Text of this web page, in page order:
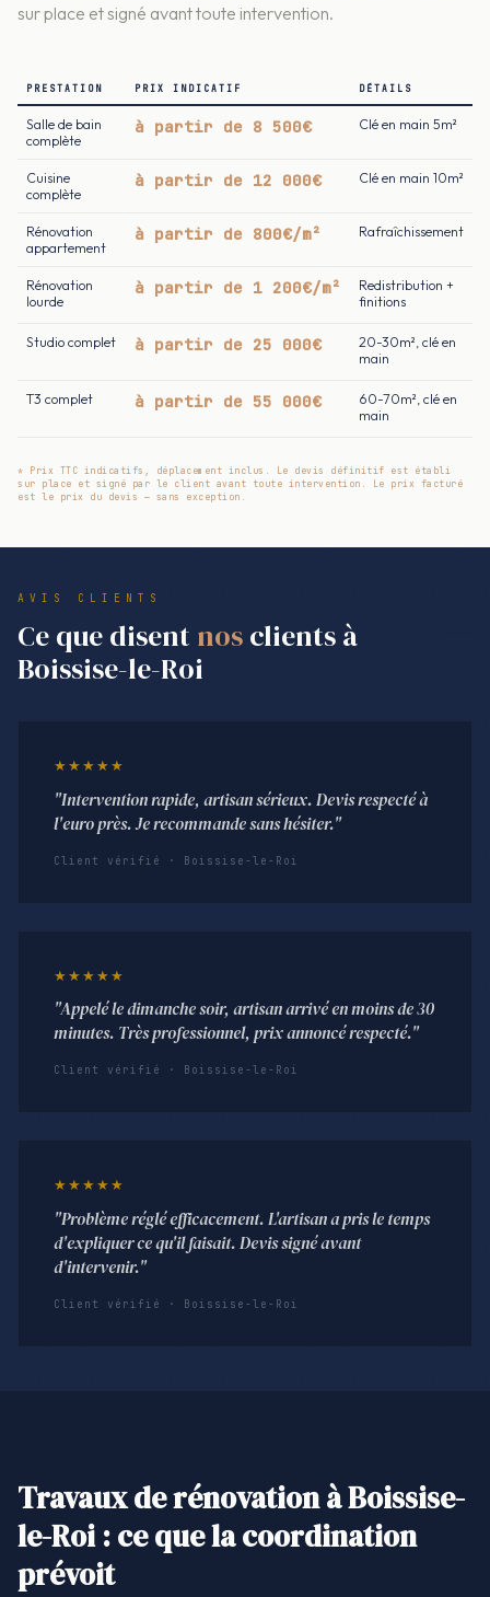
sur place et signé avant toute intervention.
PRESTATION PRIX INDICATIF DÉTAILS
Salle de bain
complète
à partir de 8 500€ Clé en main 5m²
Cuisine
complète
à partir de 12 000€ Clé en main 10m²
Rénovation
appartement
à partir de 800€/m² Rafraîchissement
Rénovation
lourde
à partir de 1 200€/m²
Redistribution +
finitions
Studio complet à partir de 25 000€
20-30m², clé en
main
T3 complet à partir de 55 000€
60-70m², clé en
main
* Prix TTC indicatifs, déplacement inclus. Le devis définitif est établi
sur place et signé par le client avant toute intervention. Le prix facturé
est le prix du devis — sans exception.
AVIS CLIENTS
Ce que disent nosclients à
Boissise-le-Roi
★★★★★
"Intervention rapide, artisan sérieux. Devis respecté à
l'euro près. Je recommande sans hésiter."
Client vérifié · Boissise-le-Roi
★★★★★
"Appelé le dimanche soir, artisan arrivé en moins de 30
minutes. Très professionnel, prix annoncé respecté."
Client vérifié · Boissise-le-Roi
★★★★★
"Problème réglé efficacement. L'artisan a pris le temps
d'expliquer ce qu'il faisait. Devis signé avant
d'intervenir."
Client vérifié · Boissise-le-Roi
Travaux de rénovation à Boissise-
le-Roi : ce que la coordination
prévoit